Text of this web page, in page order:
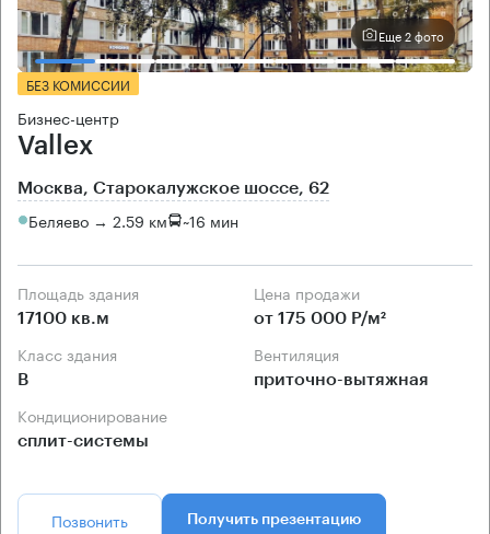
Еще 2 фото
БЕЗ КОМИССИИ
Бизнес-центр
Vallex
Москва, Старокалужское шоссе, 62
Беляево → 2.59 км ~16 мин
Площадь здания
17100 кв.м
Цена продажи
от 175 000 Р/м²
Класс здания
B
Вентиляция
приточно-вытяжная
Кондиционирование
сплит-системы
Позвонить Получить презентацию